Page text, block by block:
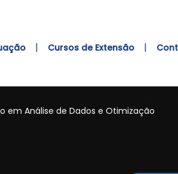
| Cursos de Extensão |
em Análise de Dados e Otimização